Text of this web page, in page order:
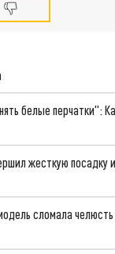
белые перчатки":
жесткую посадку
сломала челюсть